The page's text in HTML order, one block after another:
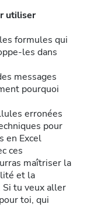
utiliser
formules qui
les dans
messages
pourquoi
erronées
pour
en Excel
ces
maîtriser la
et la
Si tu veux aller
toi, qui